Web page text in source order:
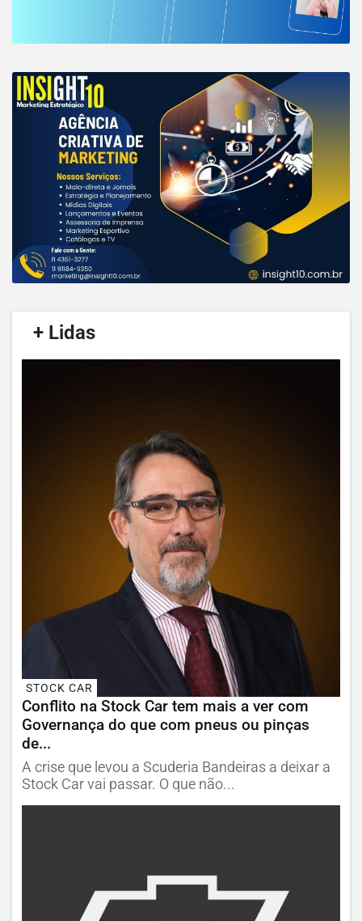
+ Lidas
STOCK CAR
Conflito na Stock Car tem mais a ver com
Governança do que com pneus ou pinças
de...
A crise que levou a Scuderia Bandeiras a deixar a
Stock Car vai passar. O que não...